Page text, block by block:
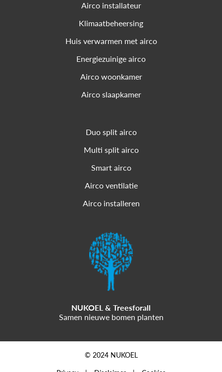
Airco installateur
Klimaatbeheersing
Huis verwarmen met airco
Energiezuinige airco
Airco woonkamer
Airco slaapkamer
Duo split airco
Multi split airco
Smart airco
Airco ventilatie
Airco installeren
NUKOEL & Treesforall
Samen nieuwe bomen planten
© 2024 NUKOEL